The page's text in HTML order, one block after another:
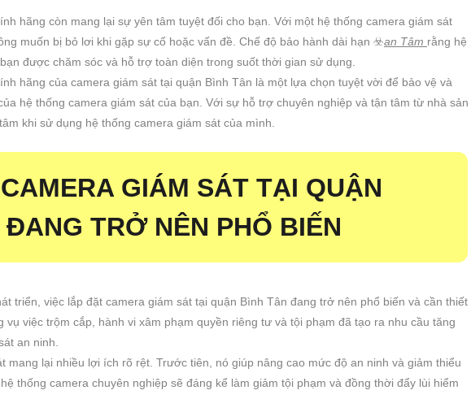
hãng còn mang lại sự yên tâm tuyệt đối cho bạn. Với một hệ thống camera giám sát
muốn bị bỏ lơi khi gặp sự cố hoặc vấn đề. Chế độ bảo hành dài hạn ☣️an Tâm rằng hệ
được chăm sóc và hỗ trợ toàn diện trong suốt thời gian sử dụng.
hãng của camera giám sát tại quận Bình Tân là một lựa chọn tuyệt vời để bảo vệ và
hệ thống camera giám sát của bạn. Với sự hỗ trợ chuyên nghiệp và tận tâm từ nhà sản
khi sử dụng hệ thống camera giám sát của mình.
GIÁM SÁT TẠI QUẬN
TRỞ NÊN PHỔ BIẾN
triển, việc lắp đặt camera giám sát tại quận Bình Tân đang trở nên phổ biến và cần thiết
vụ việc trộm cắp, hành vi xâm phạm quyền riêng tư và tội phạm đã tạo ra nhu cầu tăng
an ninh.
mang lại nhiều lợi ích rõ rệt. Trước tiên, nó giúp nâng cao mức độ an ninh và giảm thiểu
thống camera chuyên nghiệp sẽ đáng kể làm giảm tội phạm và đồng thời đẩy lùi hiểm